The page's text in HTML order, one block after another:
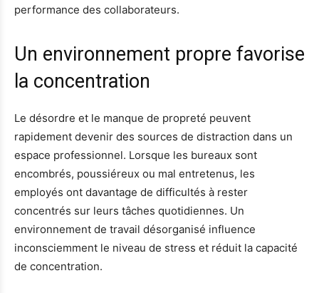
performance des collaborateurs.
Un environnement propre favorise
la concentration
Le désordre et le manque de propreté peuvent
rapidement devenir des sources de distraction dans un
espace professionnel. Lorsque les bureaux sont
encombrés, poussiéreux ou mal entretenus, les
employés ont davantage de difficultés à rester
concentrés sur leurs tâches quotidiennes. Un
environnement de travail désorganisé influence
inconsciemment le niveau de stress et réduit la capacité
de concentration.